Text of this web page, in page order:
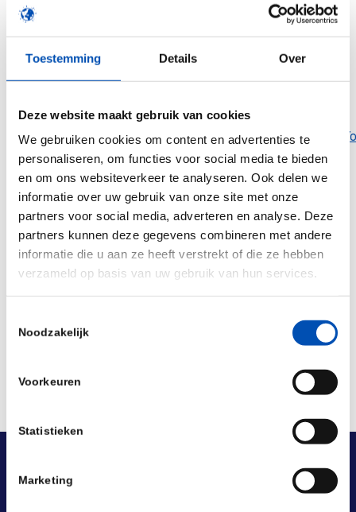
Toestemming Details Over
Deze website maakt gebruik van cookies
We gebruiken cookies om content en advertenties te
personaliseren, om functies voor social media te bieden
en om ons websiteverkeer te analyseren. Ook delen we
informatie over uw gebruik van onze site met onze
partners voor social media, adverteren en analyse. Deze
partners kunnen deze gegevens combineren met andere
informatie die u aan ze heeft verstrekt of die ze hebben
verzameld op basis van uw gebruik van hun services.
Noodzakelijk
Voorkeuren
Statistieken
Marketing
Innovation Award als een eervolle erkenning van
https://www.universiteitleiden.nl/en/news/2020/06/
karami-wins-krijn-rietveld-memorial-innovation-
award
/